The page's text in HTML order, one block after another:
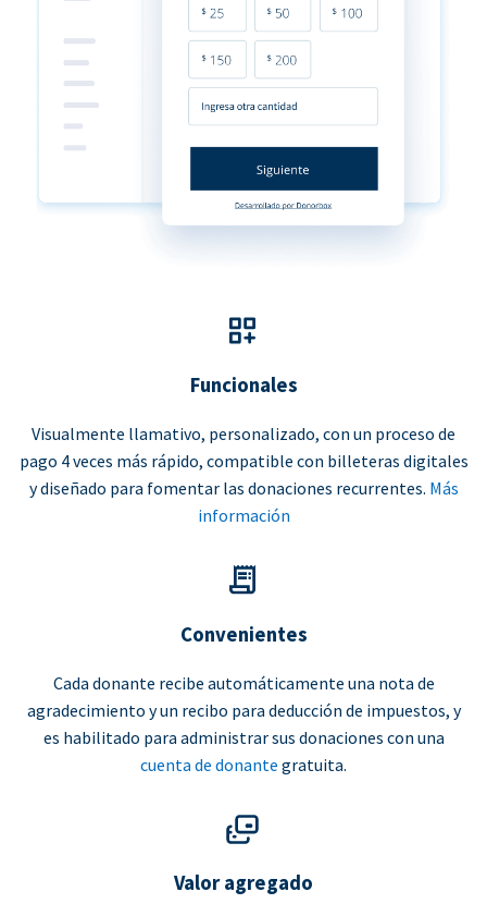
Funcionales
Visualmente llamativo, personalizado, con un proceso de
pago 4 veces más rápido, compatible con billeteras digitales
y diseñado para fomentar las donaciones recurrentes. Más
información
Convenientes
Cada donante recibe automáticamente una nota de
agradecimiento y un recibo para deducción de impuestos, y
es habilitado para administrar sus donaciones con una
cuenta de donante gratuita.
Valor agregado